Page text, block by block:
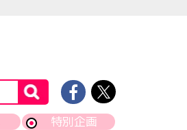
特別企画